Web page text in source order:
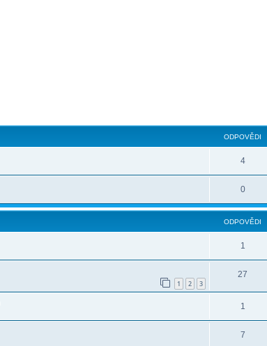
ODPOVĚDI
4
0
ODPOVĚDI
1
1 2 3
27
1
7